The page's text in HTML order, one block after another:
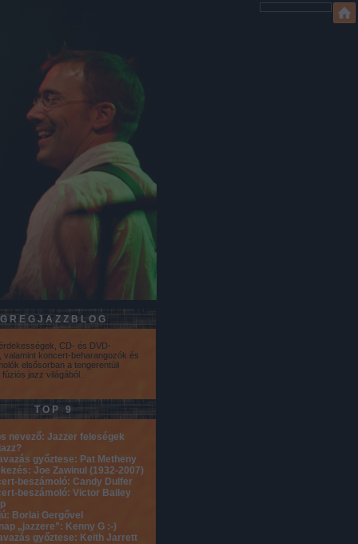
GREGJAZZBLOG
CD- és DVD-
valamint koncert-beharangozók és
elsősorban a tengerentúli
jazz világából.
TOP 9
nevező: Jazzer feleségek
győztese: Pat Metheny
Joe Zawinul (1932-2007)
beszámoló: Candy Dulfer
beszámoló: Victor Bailey
Borlai Gergővel
„jazzere”: Kenny G :-)
győztese: Keith Jarrett